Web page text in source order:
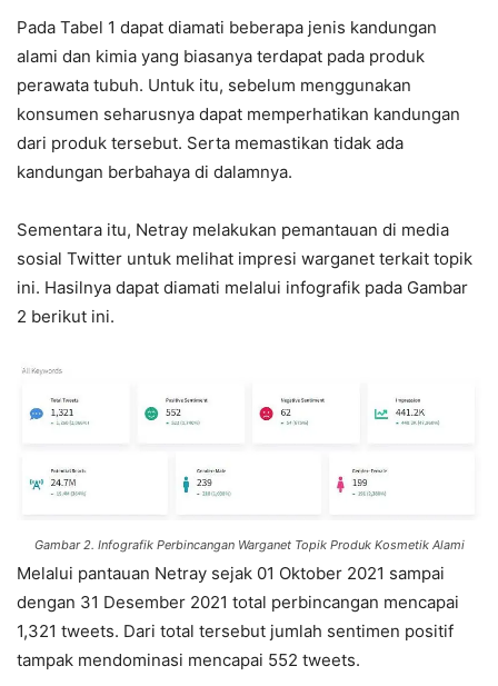
Pada Tabel 1 dapat diamati beberapa jenis kandungan
alami dan kimia yang biasanya terdapat pada produk
perawata tubuh. Untuk itu, sebelum menggunakan
konsumen seharusnya dapat memperhatikan kandungan
dari produk tersebut. Serta memastikan tidak ada
kandungan berbahaya di dalamnya.
Sementara itu, Netray melakukan pemantauan di media
sosial Twitter untuk melihat impresi warganet terkait topik
ini. Hasilnya dapat diamati melalui infografik pada Gambar
2 berikut ini.
Gambar 2. Infografik Perbincangan Warganet Topik Produk Kosmetik Alami
Melalui pantauan Netray sejak 01 Oktober 2021 sampai
dengan 31 Desember 2021 total perbincangan mencapai
1,321 tweets. Dari total tersebut jumlah sentimen positif
tampak mendominasi mencapai 552 tweets.